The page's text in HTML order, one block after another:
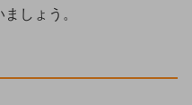
しょう。